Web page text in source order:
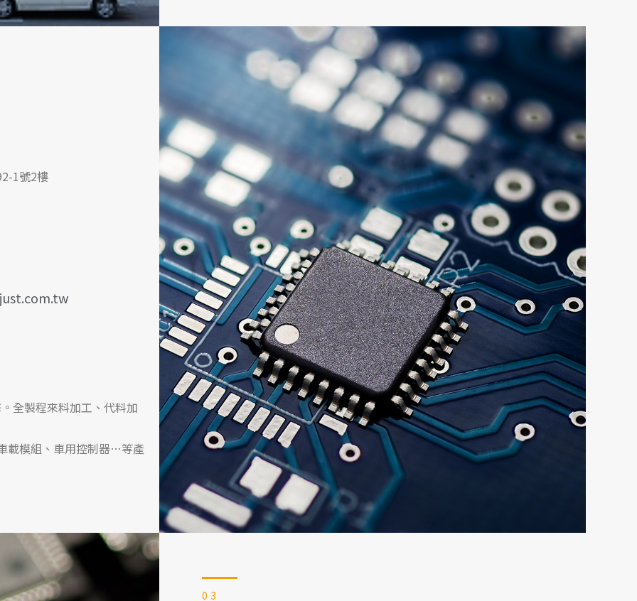
1號2樓
全製程來料加工、代料加
載模組、車用控制器…等產
03